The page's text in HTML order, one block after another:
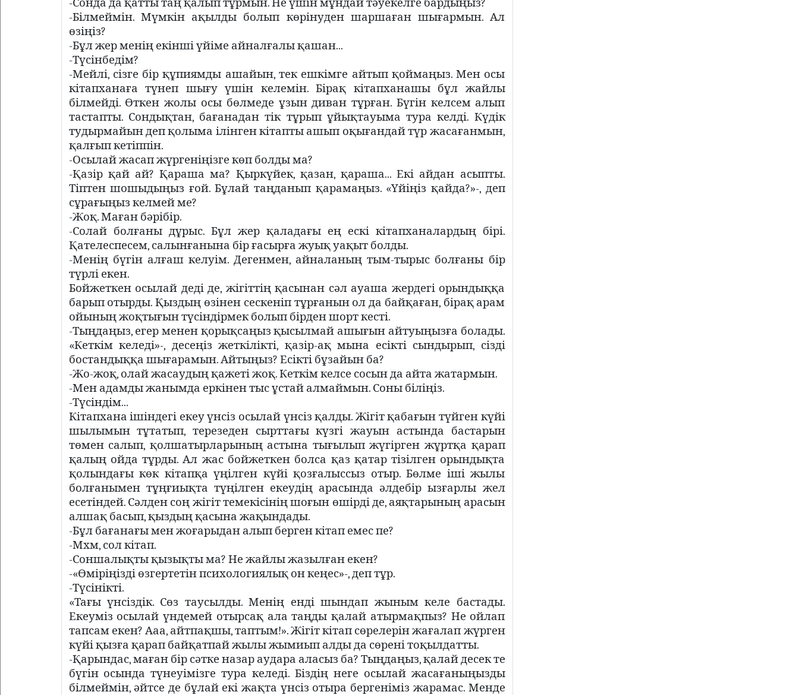
-Сонда да қатты таң қалып тұрмын. Не үшін мұндай тәуекелге бардыңыз?
-Білмеймін. Мүмкін ақылды болып көрінуден шаршаған шығармын. Ал
өзіңіз?
-Бұл жер менің екінші үйіме айналғалы қашан...
-Түсінбедім?
-Мейлі, сізге бір құпиямды ашайын, тек ешкімге айтып қоймаңыз. Мен осы
кітапханаға түнеп шығу үшін келемін. Бірақ кітапханашы бұл жайлы
білмейді. Өткен жолы осы бөлмеде ұзын диван тұрған. Бүгін келсем алып
тастапты. Сондықтан, бағанадан тік тұрып ұйықтауыма тура келді. Күдік
тудырмайын деп қолыма ілінген кітапты ашып оқығандай түр жасағанмын,
қалғып кетіппін.
-Осылай жасап жүргеніңізге көп болды ма?
-Қазір қай ай? Қараша ма? Қыркүйек, қазан, қараша... Екі айдан асыпты.
Тіптен шошыдыңыз ғой. Бұлай таңданып қарамаңыз. «Үйіңіз қайда?»-, деп
сұрағыңыз келмей ме?
-Жоқ. Маған бәрібір.
-Солай болғаны дұрыс. Бұл жер қаладағы ең ескі кітапханалардың бірі.
Қателеспесем, салынғанына бір ғасырға жуық уақыт болды.
-Менің бүгін алғаш келуім. Дегенмен, айналаның тым-тырыс болғаны бір
түрлі екен.
Бойжеткен осылай деді де, жігіттің қасынан сәл ауаша жердегі орындыққа
барып отырды. Қыздың өзінен сескеніп тұрғанын ол да байқаған, бірақ арам
ойының жоқтығын түсіндірмек болып бірден шорт кесті.
-Тыңдаңыз, егер менен қорықсаңыз қысылмай ашығын айтуыңызға болады.
«Кеткім келеді»-, десеңіз жеткілікті, қазір-ақ мына есікті сындырып, сізді
бостандыққа шығарамын. Айтыңыз? Есікті бұзайын ба?
-Жо-жоқ, олай жасаудың қажеті жоқ. Кеткім келсе сосын да айта жатармын.
-Мен адамды жанымда еркінен тыс ұстай алмаймын. Соны біліңіз.
-Түсіндім...
Кітапхана ішіндегі екеу үнсіз осылай үнсіз қалды. Жігіт қабағын түйген күйі
шылымын тұтатып, терезеден сырттағы күзгі жауын астында бастарын
төмен салып, қолшатырларының астына тығылып жүгірген жұртқа қарап
қалың ойда тұрды. Ал жас бойжеткен болса қаз қатар тізілген орындықта
қолындағы көк кітапқа үңілген күйі қозғалыссыз отыр. Бөлме іші жылы
болғанымен тұңғиықта түңілген екеудің арасында әлдебір ызғарлы жел
есетіндей. Сәлден соң жігіт темекісінің шоғын өшірді де, аяқтарының арасын
алшақ басып, қыздың қасына жақындады.
-Бұл бағанағы мен жоғарыдан алып берген кітап емес пе?
-Мхм, сол кітап.
-Соншалықты қызықты ма? Не жайлы жазылған екен?
-«Өміріңізді өзгертетін психологиялық он кеңес»-, деп тұр.
-Түсінікті.
«Тағы үнсіздік. Сөз таусылды. Менің енді шындап жыным келе бастады.
Екеуміз осылай үндемей отырсақ ала таңды қалай атырмақпыз? Не ойлап
тапсам екен? Ааа, айтпақшы, таптым!». Жігіт кітап сөрелерін жағалап жүрген
күйі қызға қарап байқатпай жылы жымиып алды да сөрені тоқылдатты.
-Қарындас, маған бір сәтке назар аудара аласыз ба? Тыңдаңыз, қалай десек те
бүгін осында түнеуімізге тура келеді. Біздің неге осылай жасағаныңызды
білмеймін, әйтсе де бұлай екі жақта үнсіз отыра бергеніміз жарамас. Менде